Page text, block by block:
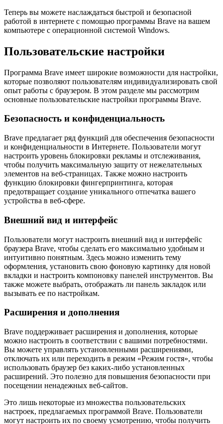
Теперь вы можете наслаждаться быстрой и безопасной
работой в интернете с помощью программы Brave на вашем
компьютере с операционной системой Windows.
Пользовательские настройки
Программа Brave имеет широкие возможности для настройки,
которые позволяют пользователям индивидуализировать свой
опыт работы с браузером. В этом разделе мы рассмотрим
основные пользовательские настройки программы Brave.
Безопасность и конфиденциальность
Brave предлагает ряд функций для обеспечения безопасности
и конфиденциальности в Интернете. Пользователи могут
настроить уровень блокировки рекламы и отслеживания,
чтобы получить максимальную защиту от нежелательных
элементов на веб-страницах. Также можно настроить
функцию блокировки фингерпринтинга, которая
предотвращает создание уникального отпечатка вашего
устройства в веб-сфере.
Внешний вид и интерфейс
Пользователи могут настроить внешний вид и интерфейс
браузера Brave, чтобы сделать его максимально удобным и
интуитивно понятным. Здесь можно изменить тему
оформления, установить свою фоновую картинку для новой
вкладки и настроить компоновку панелей инструментов. Вы
также можете выбрать, отображать ли панель закладок или
вызывать ее по настройкам.
Расширения и дополнения
Brave поддерживает расширения и дополнения, которые
можно настроить в соответствии с вашими потребностями.
Вы можете управлять установленными расширениями,
отключать их или переходить в режим «Режим гостя», чтобы
использовать браузер без каких-либо установленных
расширений. Это полезно для повышения безопасности при
посещении ненадежных веб-сайтов.
Это лишь некоторые из множества пользовательских
настроек, предлагаемых программой Brave. Пользователи
могут настроить их по своему усмотрению, чтобы получить